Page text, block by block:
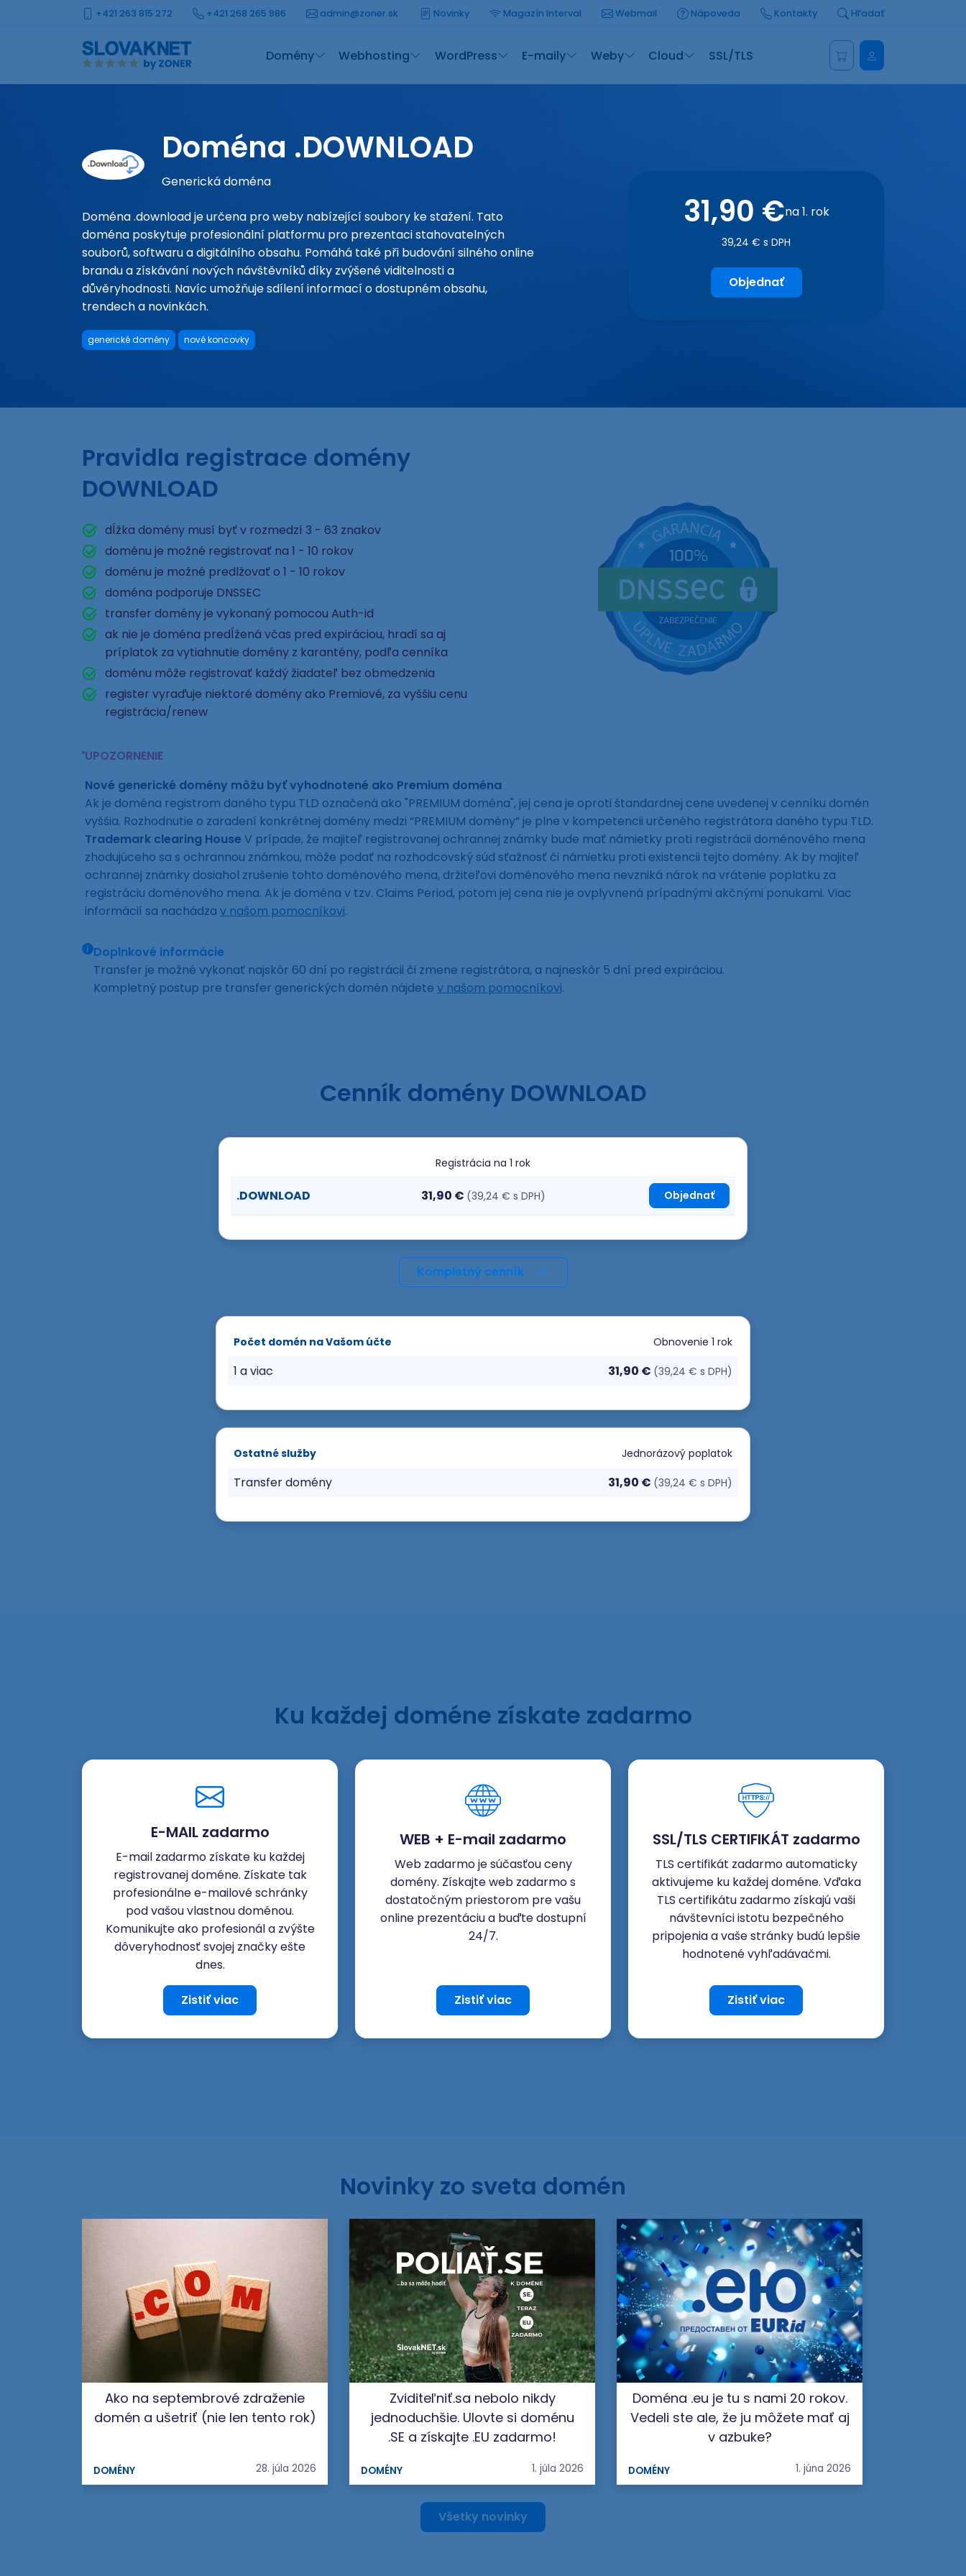
+421 263 815 272 +421 268 265 986 admin@zoner.sk Novinky Magazín Interval Webmail Nápoveda Kontakty Hľadať
Domény Webhosting WordPress E-maily Weby Cloud SSL/TLS Administrácia
Doména .DOWNLOAD
Generická doména
Doména .download je určena pro weby nabízející soubory ke stažení. Tato
doména poskytuje profesionální platformu pro prezentaci stahovatelných
souborů, softwaru a digitálního obsahu. Pomáhá také při budování silného online
brandu a získávání nových návštěvníků díky zvýšené viditelnosti a
důvěryhodnosti. Navíc umožňuje sdílení informací o dostupném obsahu,
trendech a novinkách.
generické domény nové koncovky
31,90 €na 1. rok
39,24 € s DPH
Objednať
Pravidla registrace domény
DOWNLOAD
dĺžka domény musí byť v rozmedzí 3 - 63 znakov
doménu je možné registrovať na 1 - 10 rokov
doménu je možné predlžovať o 1 - 10 rokov
doména podporuje DNSSEC
transfer domény je vykonaný pomocou Auth-id
ak nie je doména predĺžená včas pred expiráciou, hradí sa aj
príplatok za vytiahnutie domény z karantény, podľa cenníka
doménu môže registrovať každý žiadateľ bez obmedzenia
register vyraďuje niektoré domény ako Premiové, za vyššiu cenu
registrácia/renew
UPOZORNENIE
Nové generické domény môžu byť vyhodnotené ako Premium doména
Ak je doména registrom daného typu TLD označená ako "PREMIUM doména", jej cena je oproti štandardnej cene uvedenej v cenníku domén
vyššia. Rozhodnutie o zaradení konkrétnej domény medzi “PREMIUM domény” je plne v kompetencii určeného registrátora daného typu TLD.
Trademark clearing House V prípade, že majiteľ registrovanej ochrannej známky bude mať námietky proti registrácii doménového mena
zhodujúceho sa s ochrannou známkou, môže podať na rozhodcovský súd sťažnosť či námietku proti existencii tejto domény. Ak by majiteľ
ochrannej známky dosiahol zrušenie tohto doménového mena, držiteľovi doménového mena nevzniká nárok na vrátenie poplatku za
registráciu doménového mena. Ak je doména v tzv. Claims Period, potom jej cena nie je ovplyvnená prípadnými akčnými ponukami. Viac
informácií sa nachádza v našom pomocníkovi.
Doplnkové informácie
Transfer je možné vykonať najskôr 60 dní po registrácii či zmene registrátora, a najneskôr 5 dní pred expiráciou.
Kompletný postup pre transfer generických domén nájdete v našom pomocníkovi.
Cenník domény DOWNLOAD
Registrácia na 1 rok
.DOWNLOAD 31,90 € (39,24 € s DPH) Objednať
Kompletný cenník
Počet domén na Vašom účte Obnovenie 1 rok
1 a viac 31,90 € (39,24 € s DPH)
Ostatné služby Jednorázový poplatok
Transfer domény 31,90 € (39,24 € s DPH)
Ku každej doméne získate zadarmo
E-MAIL zadarmo
E-mail zadarmo získate ku každej
registrovanej doméne. Získate tak
profesionálne e-mailové schránky
pod vašou vlastnou doménou.
Komunikujte ako profesionál a zvýšte
dôveryhodnosť svojej značky ešte
dnes.
Zistiť viac
WEB + E-mail zadarmo
Web zadarmo je súčasťou ceny
domény. Získajte web zadarmo s
dostatočným priestorom pre vašu
online prezentáciu a buďte dostupní
24/7.
Zistiť viac
SSL/TLS CERTIFIKÁT zadarmo
TLS certifikát zadarmo automaticky
aktivujeme ku každej doméne. Vďaka
TLS certifikátu zadarmo získajú vaši
návštevníci istotu bezpečného
pripojenia a vaše stránky budú lepšie
hodnotené vyhľadávačmi.
Zistiť viac
Novinky zo sveta domén
Ako na septembrové zdraženie
domén a ušetriť (nie len tento rok)
DOMÉNY 28. júla 2026
Zviditeľniť.sa nebolo nikdy
jednoduchšie. Ulovte si doménu
.SE a získajte .EU zadarmo!
DOMÉNY 1. júla 2026
Doména .eu je tu s nami 20 rokov.
Vedeli ste ale, že ju môžete mať aj
v azbuke?
DOMÉNY 1. júna 2026
Všetky novinky